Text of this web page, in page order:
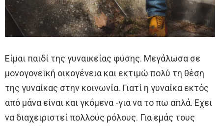
Είμαι παιδί της γυναικείας φύσης. Μεγάλωσα σε
μονογονεϊκή οικογένεια και εκτιμώ πολύ τη θέση
της γυναίκας στην κοινωνία. Γιατί η γυναίκα εκτός
από μάνα είναι και γκόμενα -για να το πω απλά. Εχει
να διαχειριστεί πολλούς ρόλους. Για εμάς τους